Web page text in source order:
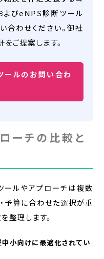
よびeNPS診断ツール
合わせください。御社
ご提案します。
ールのお問い合わ
ーチの比較と
ールやアプローチは複数
予算に合わせた選択が重
整理します。
小向けに最適化されてい